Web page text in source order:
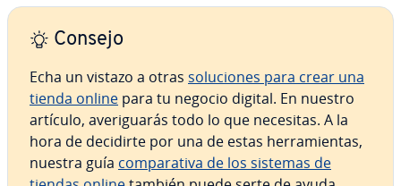
Consejo
Echa un vistazo a otras so­lu­cio­nes para crear una
tienda online para tu negocio digital. En nuestro
artículo, ave­ri­gua­rás todo lo que necesitas. A la
hora de decidirte por una de estas he­rra­mie­n­tas,
nuestra guía co­m­pa­ra­ti­va de los sistemas de